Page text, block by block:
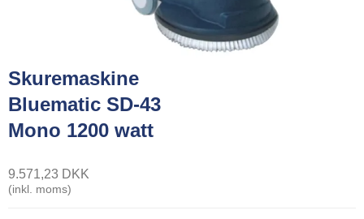
Skuremaskine
Bluematic SD-43
Mono 1200 watt
9.571,23 DKK
(inkl. moms)